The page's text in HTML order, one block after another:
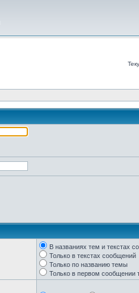
В названиях тем и текстах
Только в текстах сообщений
Только по названию темы
Только в первом сообщении